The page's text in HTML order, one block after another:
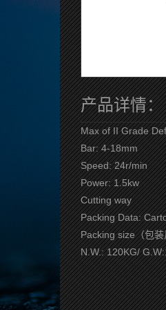
产品详情：
Max of II Grade
Bar: 4-18mm
Speed: 24r/min
Power: 1.5kw
Cutting way
Packing Data:
Packing size（包
N.W.: 120KG/